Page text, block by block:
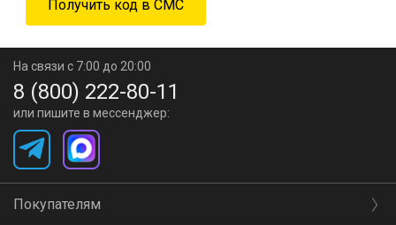
На связи с 7:00 до 20:00
8 (800) 222-80-11
или пишите в мессенджер:
Покупателям